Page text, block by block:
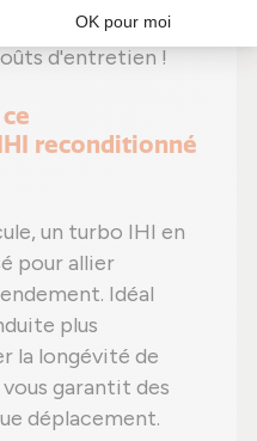
votre moteur
d'entretien !
reconditionné
un turbo IHI en
pour allier
Idéal
plus
la longévité de
garantit des
déplacement.